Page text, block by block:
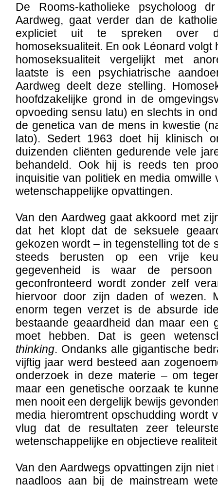
De Rooms-katholieke psycholoog
Aardweg, gaat verder dan de
expliciet uit te spreken over
homoseksualiteit. En ook Léonard volgt
homoseksualiteit vergelijkt met
laatste is een psychiatrische
Aardweg deelt deze stelling.
hoofdzakelijke grond in de
opvoeding sensu latu) en slechts in
de genetica van de mens in kwestie
lato). Sedert 1963 doet hij klinisch
duizenden cliënten gedurende vele
behandeld. Ook hij is reeds ten
inquisitie van politiek en media omwille
wetenschappelijke opvattingen.
Van den Aardweg gaat akkoord met
dat het klopt dat de seksuele
gekozen wordt – in tegenstelling tot de
steeds berusten op een vrije
gegevenheid is waar de
geconfronteerd wordt zonder zelf
hiervoor door zijn daden of wezen.
enorm tegen verzet is de absurde
bestaande geaardheid dan maar een
moet hebben. Dat is geen
thinking. Ondanks alle gigantische
vijftig jaar werd besteed aan
onderzoek in deze materie – om
maar een genetische oorzaak te
men nooit een dergelijk bewijs
media hieromtrent opschudding wordt
vlug dat de resultaten zeer
wetenschappelijke en objectieve
Van den Aardwegs opvattingen zijn
naadloos aan bij de mainstream